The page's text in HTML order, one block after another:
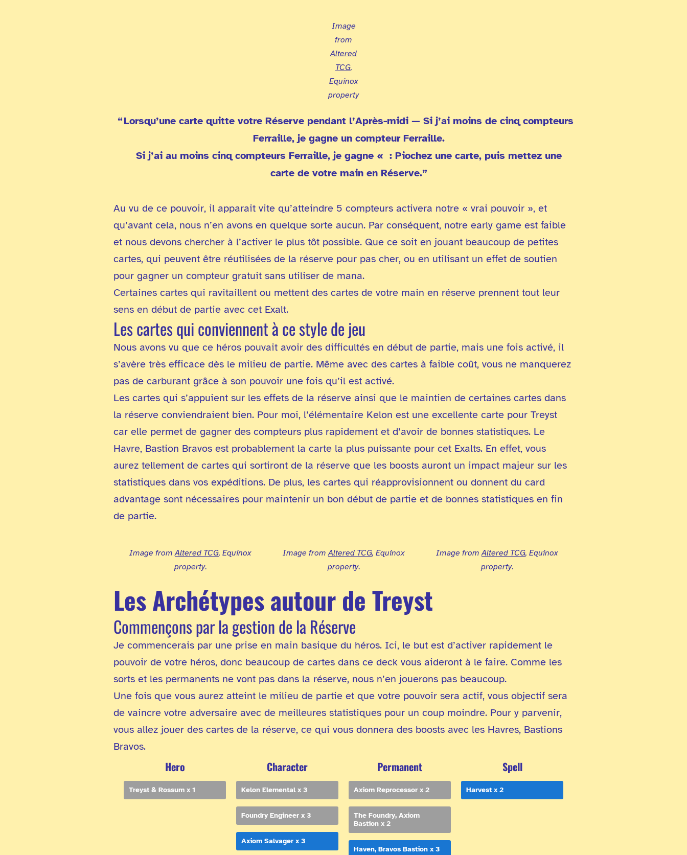
Image
from
Altered
TCG,
Equinox
property
Lorsqu’une carte quitte votre Réserve pendant l’Après-midi — Si j’ai moins de cinq compteurs
Ferraille, je gagne un compteur Ferraille.
Si j’ai au moins cinq compteurs Ferraille, je gagne « : Piochez une carte, puis mettez une
carte de votre main en Réserve.”
Au vu de ce pouvoir, il apparait vite qu’atteindre 5 compteurs activera notre « vrai pouvoir », et
qu’avant cela, nous n’en avons en quelque sorte aucun. Par conséquent, notre early game est faible
et nous devons chercher à l’activer le plus tôt possible. Que ce soit en jouant beaucoup de petites
cartes, qui peuvent être réutilisées de la réserve pour pas cher, ou en utilisant un effet de soutien
pour gagner un compteur gratuit sans utiliser de mana.
Certaines cartes qui ravitaillent ou mettent des cartes de votre main en réserve prennent tout leur
sens en début de partie avec cet Exalt.
Les cartes qui conviennent à ce style de jeu
Nous avons vu que ce héros pouvait avoir des difficultés en début de partie, mais une fois activé, il
s’avère très efficace dès le milieu de partie. Même avec des cartes à faible coût, vous ne manquerez
pas de carburant grâce à son pouvoir une fois qu’il est activé.
Les cartes qui s’appuient sur les effets de la réserve ainsi que le maintien de certaines cartes dans
la réserve conviendraient bien. Pour moi, l’élémentaire Kelon est une excellente carte pour Treyst
car elle permet de gagner des compteurs plus rapidement et d’avoir de bonnes statistiques. Le
Havre, Bastion Bravos est probablement la carte la plus puissante pour cet Exalts. En effet, vous
aurez tellement de cartes qui sortiront de la réserve que les boosts auront un impact majeur sur les
statistiques dans vos expéditions. De plus, les cartes qui réapprovisionnent ou donnent du card
advantage sont nécessaires pour maintenir un bon début de partie et de bonnes statistiques en fin
de partie.
Image fromAltered TCG, Equinox
property.
Image fromAltered TCG, Equinox
property.
Image fromAltered TCG, Equinox
property.
Les Archétypes autour de Treyst
Commençons par la gestion de la Réserve
Je commencerais par une prise en main basique du héros. Ici, le but est d’activer rapidement le
pouvoir de votre héros, donc beaucoup de cartes dans ce deck vous aideront à le faire. Comme les
sorts et les permanents ne vont pas dans la réserve, nous n’en jouerons pas beaucoup.
Une fois que vous aurez atteint le milieu de partie et que votre pouvoir sera actif, vous objectif sera
de vaincre votre adversaire avec de meilleures statistiques pour un coup moindre. Pour y parvenir,
vous allez jouer des cartes de la réserve, ce qui vous donnera des boosts avec les Havres, Bastions
Bravos.
Hero
Treyst & Rossum x 1
Character
Kelon Elemental x 3
Foundry Engineer x 3
Axiom Salvager x 3
Permanent
Axiom Reprocessor x 2
The Foundry, Axiom
Bastion x 2
Haven, Bravos Bastion x 3
Spell
Harvest x 2